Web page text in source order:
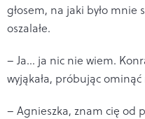
głosem, na jaki było mnie
oszalałe.
– Ja... ja nic nie wiem.
wyjąkała, próbując
– Agnieszka, znam cię od